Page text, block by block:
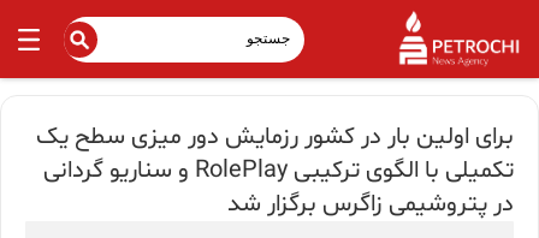
برای اولین بار در کشور رزمایش دور میزی سطح یک
تکمیلی با الگوی ترکیبی RolePlay و سناریو گردانی
در پتروشیمی زاگرس برگزار شد